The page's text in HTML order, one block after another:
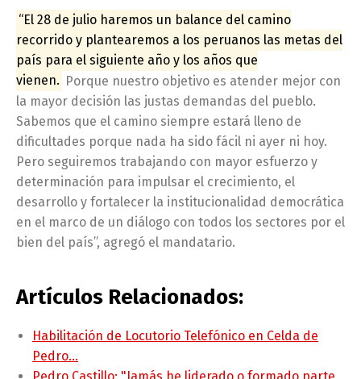
“El 28 de julio haremos un balance del camino
recorrido y plantearemos a los peruanos las metas del
país para el siguiente año y los años que
vienen. Porque nuestro objetivo es atender mejor con
la mayor decisión las justas demandas del pueblo.
Sabemos que el camino siempre estará lleno de
dificultades porque nada ha sido fácil ni ayer ni hoy.
Pero seguiremos trabajando con mayor esfuerzo y
determinación para impulsar el crecimiento, el
desarrollo y fortalecer la institucionalidad democrática
en el marco de un diálogo con todos los sectores por el
bien del país”, agregó el mandatario.
Artículos Relacionados:
Habilitación de Locutorio Telefónico en Celda de
Pedro…
Pedro Castillo: "Jamás he liderado o formado parte